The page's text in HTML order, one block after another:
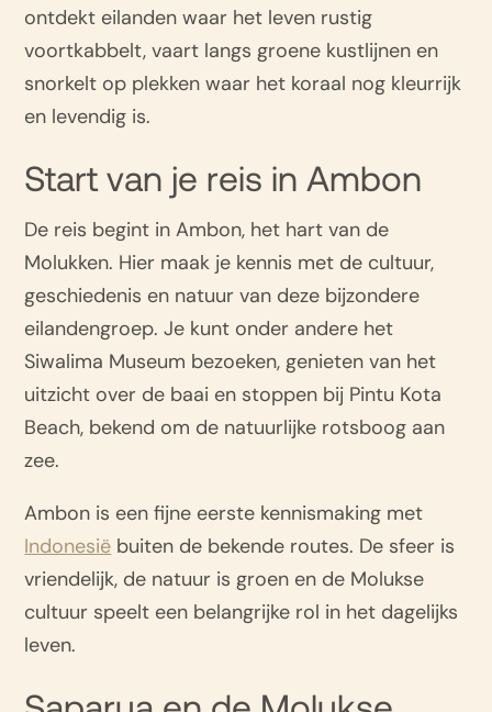
ontdekt eilanden waar het leven rustig
voortkabbelt, vaart langs groene kustlijnen en
snorkelt op plekken waar het koraal nog kleurrijk
en levendig is.
Start van je reis in Ambon
De reis begint in Ambon, het hart van de
Molukken. Hier maak je kennis met de cultuur,
geschiedenis en natuur van deze bijzondere
eilandengroep. Je kunt onder andere het
Siwalima Museum bezoeken, genieten van het
uitzicht over de baai en stoppen bij Pintu Kota
Beach, bekend om de natuurlijke rotsboog aan
zee.
Ambon is een fijne eerste kennismaking met
Indonesië buiten de bekende routes. De sfeer is
vriendelijk, de natuur is groen en de Molukse
cultuur speelt een belangrijke rol in het dagelijks
leven.